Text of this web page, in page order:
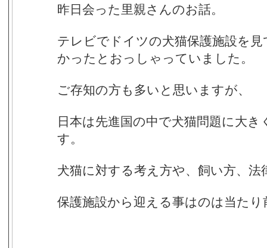
昨日会った里親さんのお話。
テレビでドイツの犬猫保護施設を
かったとおっしゃっていました。
ご存知の方も多いと思いますが、
日本は先進国の中で犬猫問題に大
す。
犬猫に対する考え方や、飼い方、法
保護施設から迎える事はのは当た